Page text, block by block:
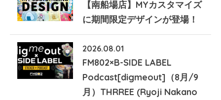
【南船場店】MYカスタマイズ
に期間限定デザインが登場！
2026.08.01
FM802×B-SIDE LABEL
Podcast[digmeout]（8月/9
月）THRREE (Ryoji Nakano